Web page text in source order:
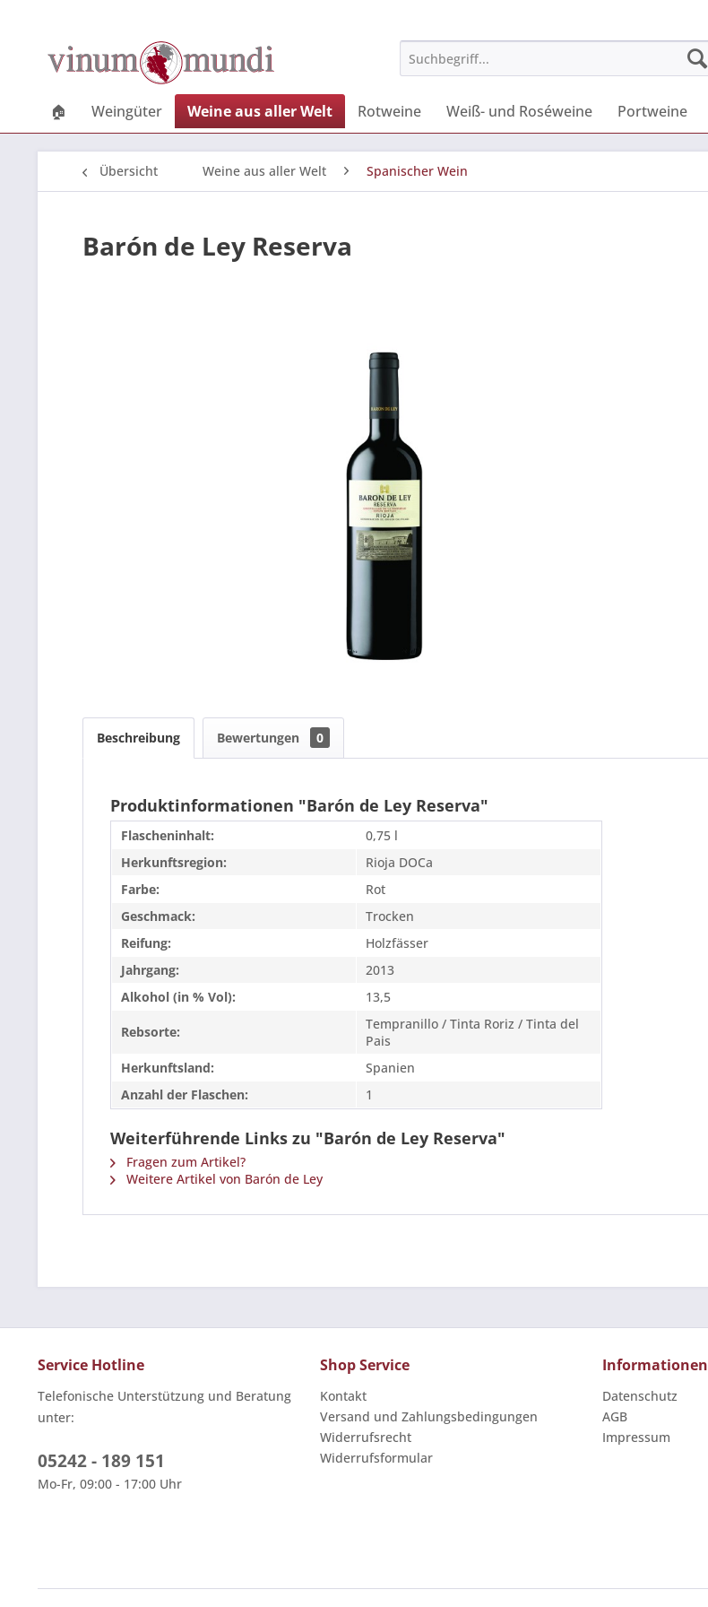
🏠 Weingüter Weine aus aller Welt Rotweine Weiß- und Roséweine Portweine
Übersicht Weine aus aller Welt Spanischer Wein
Barón de Ley Reserva
Beschreibung Bewertungen 0
Produktinformationen "Barón de Ley Reserva"
Flascheninhalt:
0,75 l
Herkunftsregion:
Rioja DOCa
Farbe:
Rot
Geschmack:
Trocken
Reifung:
Holzfässer
Jahrgang:
2013
Alkohol (in % Vol):
13,5
Rebsorte:
Tempranillo / Tinta Roriz / Tinta del
Pais
Herkunftsland:
Spanien
Anzahl der Flaschen:
1
Weiterführende Links zu "Barón de Ley Reserva"
Fragen zum Artikel?
Weitere Artikel von Barón de Ley
Service Hotline
Telefonische Unterstützung und Beratung
unter:
05242 - 189 151
Mo-Fr, 09:00 - 17:00 Uhr
Shop Service
Kontakt
Versand und Zahlungsbedingungen
Widerrufsrecht
Widerrufsformular
Informationen
Datenschutz
AGB
Impressum